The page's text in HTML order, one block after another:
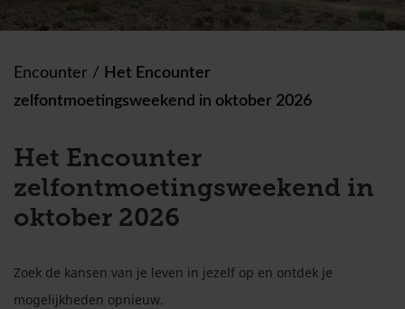
Encounter / Het Encounter
zelfontmoetingsweekend in oktober 2026
Het Encounter
zelfontmoetingsweekend in
oktober 2026
Zoek de kansen van je leven in jezelf op en ontdek je
mogelijkheden opnieuw.